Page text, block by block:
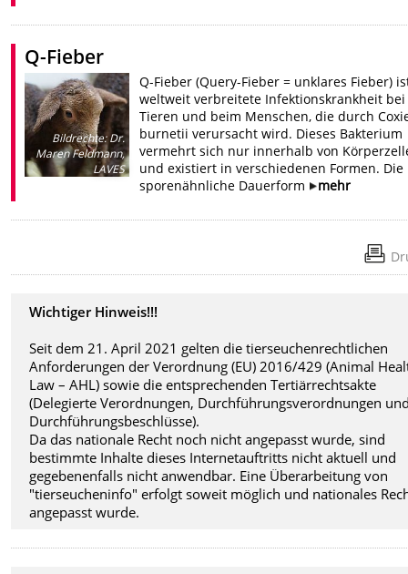
Q-Fieber
Bildrechte:Dr.
Maren Feldmann,
LAVES
Q-Fieber (Query-Fieber = unklares Fieber)
weltweit verbreitete Infektionskrankheit bei
Tieren und beim Menschen, die durch
burnetii verursacht wird. Dieses Bakterium
vermehrt sich nur innerhalb von
und existiert in verschiedenen Formen. Die
sporenähnliche Dauerform
mehr
Wichtiger Hinweis!!!
Seit dem 21. April 2021 gelten die tierseuchenrechtlichen
Anforderungen der Verordnung (EU) 2016/429 (Animal
Law – AHL) sowie die entsprechenden Tertiärrechtsakte
(Delegierte Verordnungen, Durchführungsverordnungen
Durchführungsbeschlüsse).
Da das nationale Recht noch nicht angepasst wurde, sind
bestimmte Inhalte dieses Internetauftritts nicht aktuell und
gegebenenfalls nicht anwendbar. Eine Überarbeitung von
"tierseucheninfo" erfolgt soweit möglich und nationales
angepasst wurde.